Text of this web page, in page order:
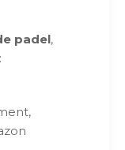
padel,